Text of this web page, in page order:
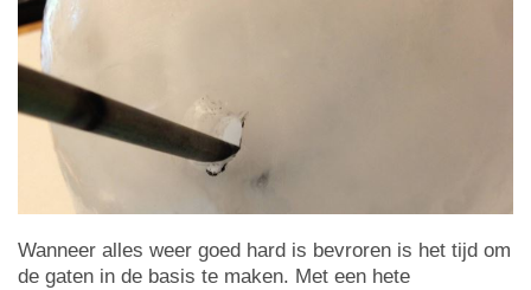
Wanneer alles weer goed hard is bevroren is het tijd om
de gaten in de basis te maken. Met een hete